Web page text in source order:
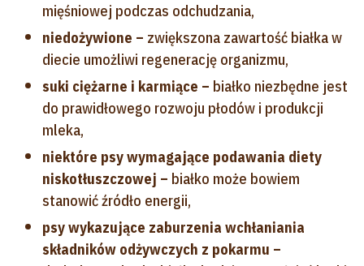
mięśniowej podczas odchudzania,
niedożywione – zwiększona zawartość białka w
diecie umożliwi regenerację organizmu,
suki ciężarne i karmiące – białko niezbędne jest
do prawidłowego rozwoju płodów i produkcji
mleka,
niektóre psy wymagające podawania diety
niskotłuszczowej – białko może bowiem
stanowić źródło energii,
psy wykazujące zaburzenia wchłaniania
składników odżywczych z pokarmu –